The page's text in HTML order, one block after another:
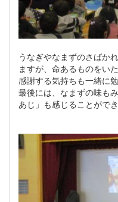
うなぎやなまずのさばか
ますが、命あるものをい
感謝する気持ちも一緒に
最後には、なまずの味も
あじ」も感じることができ